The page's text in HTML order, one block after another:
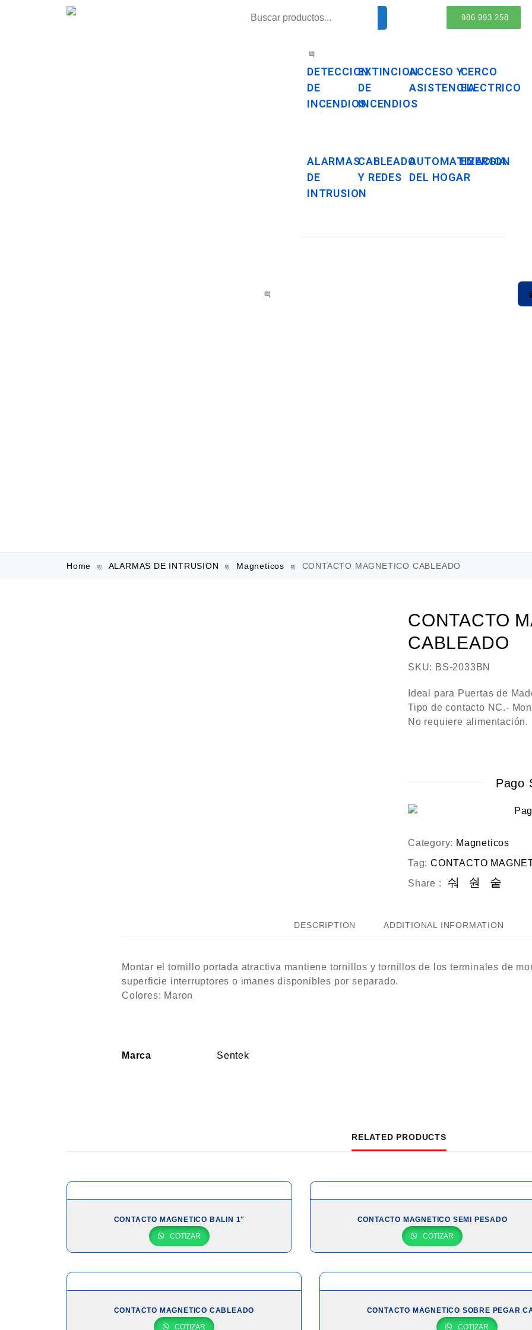
986 993 258
DETECCION
DE
INCENDIOS
EXTINCION
DE
INCENDIOS
ACCESO Y
ASISTENCIA
CERCO
ELECTRICO
ALARMAS
DE
INTRUSION
CABLEADO
Y REDES
AUTOMATIZACION
DEL HOGAR
ENERGIA
Home ALARMAS DE INTRUSION Magneticos CONTACTO MAGNETICO CABLEADO
CONTACTO
CABLEADO
SKU: BS-2033BN
Ideal para Puertas de
Tipo de contacto NC.-
No requiere alimentación.
Pago
Category: Magneticos
Tag: CONTACTO
Share :
DESCRIPTION ADDITIONAL INFORMATION
Montar el tornillo portada atractiva mantiene tornillos y tornillos de los terminales de
superficie interruptores o imanes disponibles por separado.
Colores: Maron
Marca Sentek
RELATED PRODUCTS
CONTACTO MAGNETICO BALIN 1″
COTIZAR
CONTACTO MAGNETICO SEMI PESADO
COTIZAR
CONTACTO MAGNETICO CABLEADO
COTIZAR
CONTACTO MAGNETICO SOBRE PEGAR
COTIZAR